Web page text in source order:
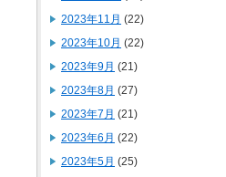
2023年11月 (22)
2023年10月 (22)
2023年9月 (21)
2023年8月 (27)
2023年7月 (21)
2023年6月 (22)
2023年5月 (25)